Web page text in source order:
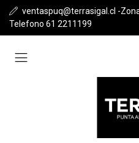
ventaspuq@terrasigal.cl -
Telefono 61 2211199